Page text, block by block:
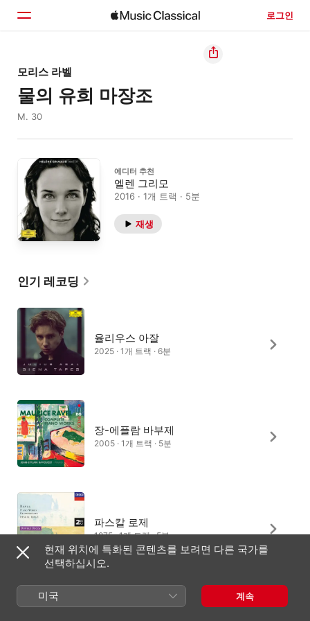
로그인
홈
둘러보기
모리스 라벨
물의 유희 마장조
M. 30
에디터 추천
엘렌 그리모
2016 · 1개 트랙 · 5분
재생
인기 레코딩
율리우스 아잘
2025 · 1개 트랙 · 6분
장-에플람 바부제
2005 · 1개 트랙 · 5분
파스칼 로제
1975 · 1개 트랙 · 5분
현재 위치에 특화된 콘텐츠를 보려면 다른 국가를
선택하십시오.
미국 계속